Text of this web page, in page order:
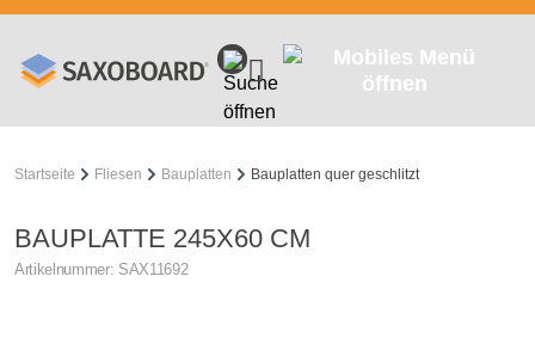
Startseite Fliesen Bauplatten Bauplatten quer geschlitzt
BAUPLATTE 245X60 CM
Artikelnummer: SAX11692